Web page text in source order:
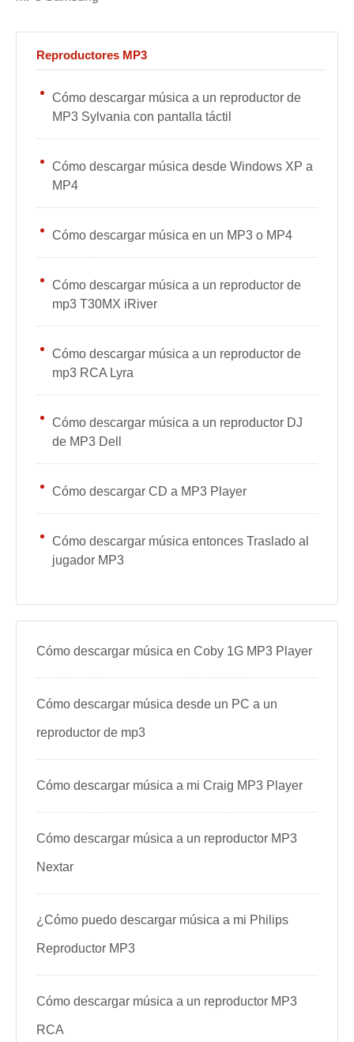
Reproductores MP3
Cómo descargar música a un reproductor de
MP3 Sylvania con pantalla táctil
Cómo descargar música desde Windows XP a
MP4
Cómo descargar música en un MP3 o MP4
Cómo descargar música a un reproductor de
mp3 T30MX iRiver
Cómo descargar música a un reproductor de
mp3 RCA Lyra
Cómo descargar música a un reproductor DJ
de MP3 Dell
Cómo descargar CD a MP3 Player
Cómo descargar música entonces Traslado al
jugador MP3
Cómo descargar música en Coby 1G MP3 Player
Cómo descargar música desde un PC a un
reproductor de mp3
Cómo descargar música a mi Craig MP3 Player
Cómo descargar música a un reproductor MP3
Nextar
¿Cómo puedo descargar música a mi Philips
Reproductor MP3
Cómo descargar música a un reproductor MP3
RCA